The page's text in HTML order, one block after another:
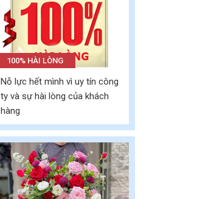
100% HÀI LÒNG
Nỗ lực hết mình vì uy tín công
ty và sự hài lòng của khách
hàng